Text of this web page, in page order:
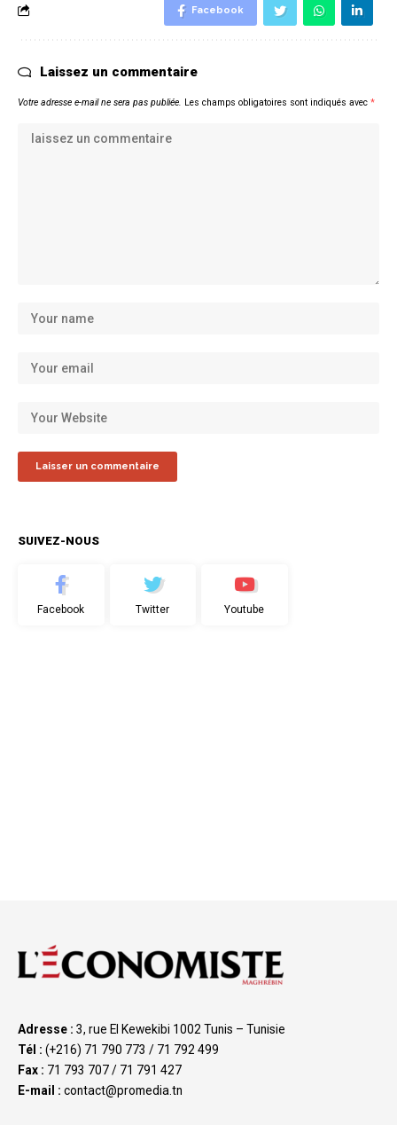
Facebook
Laissez un commentaire
Votre adresse e-mail ne sera pas publiée. Les champs obligatoires sont indiqués avec *
SUIVEZ-NOUS
Facebook Twitter Youtube
Adresse : 3, rue El Kewekibi 1002 Tunis – Tunisie
Tél : (+216) 71 790 773 / 71 792 499
Fax : 71 793 707 / 71 791 427
E-mail : contact@promedia.tn